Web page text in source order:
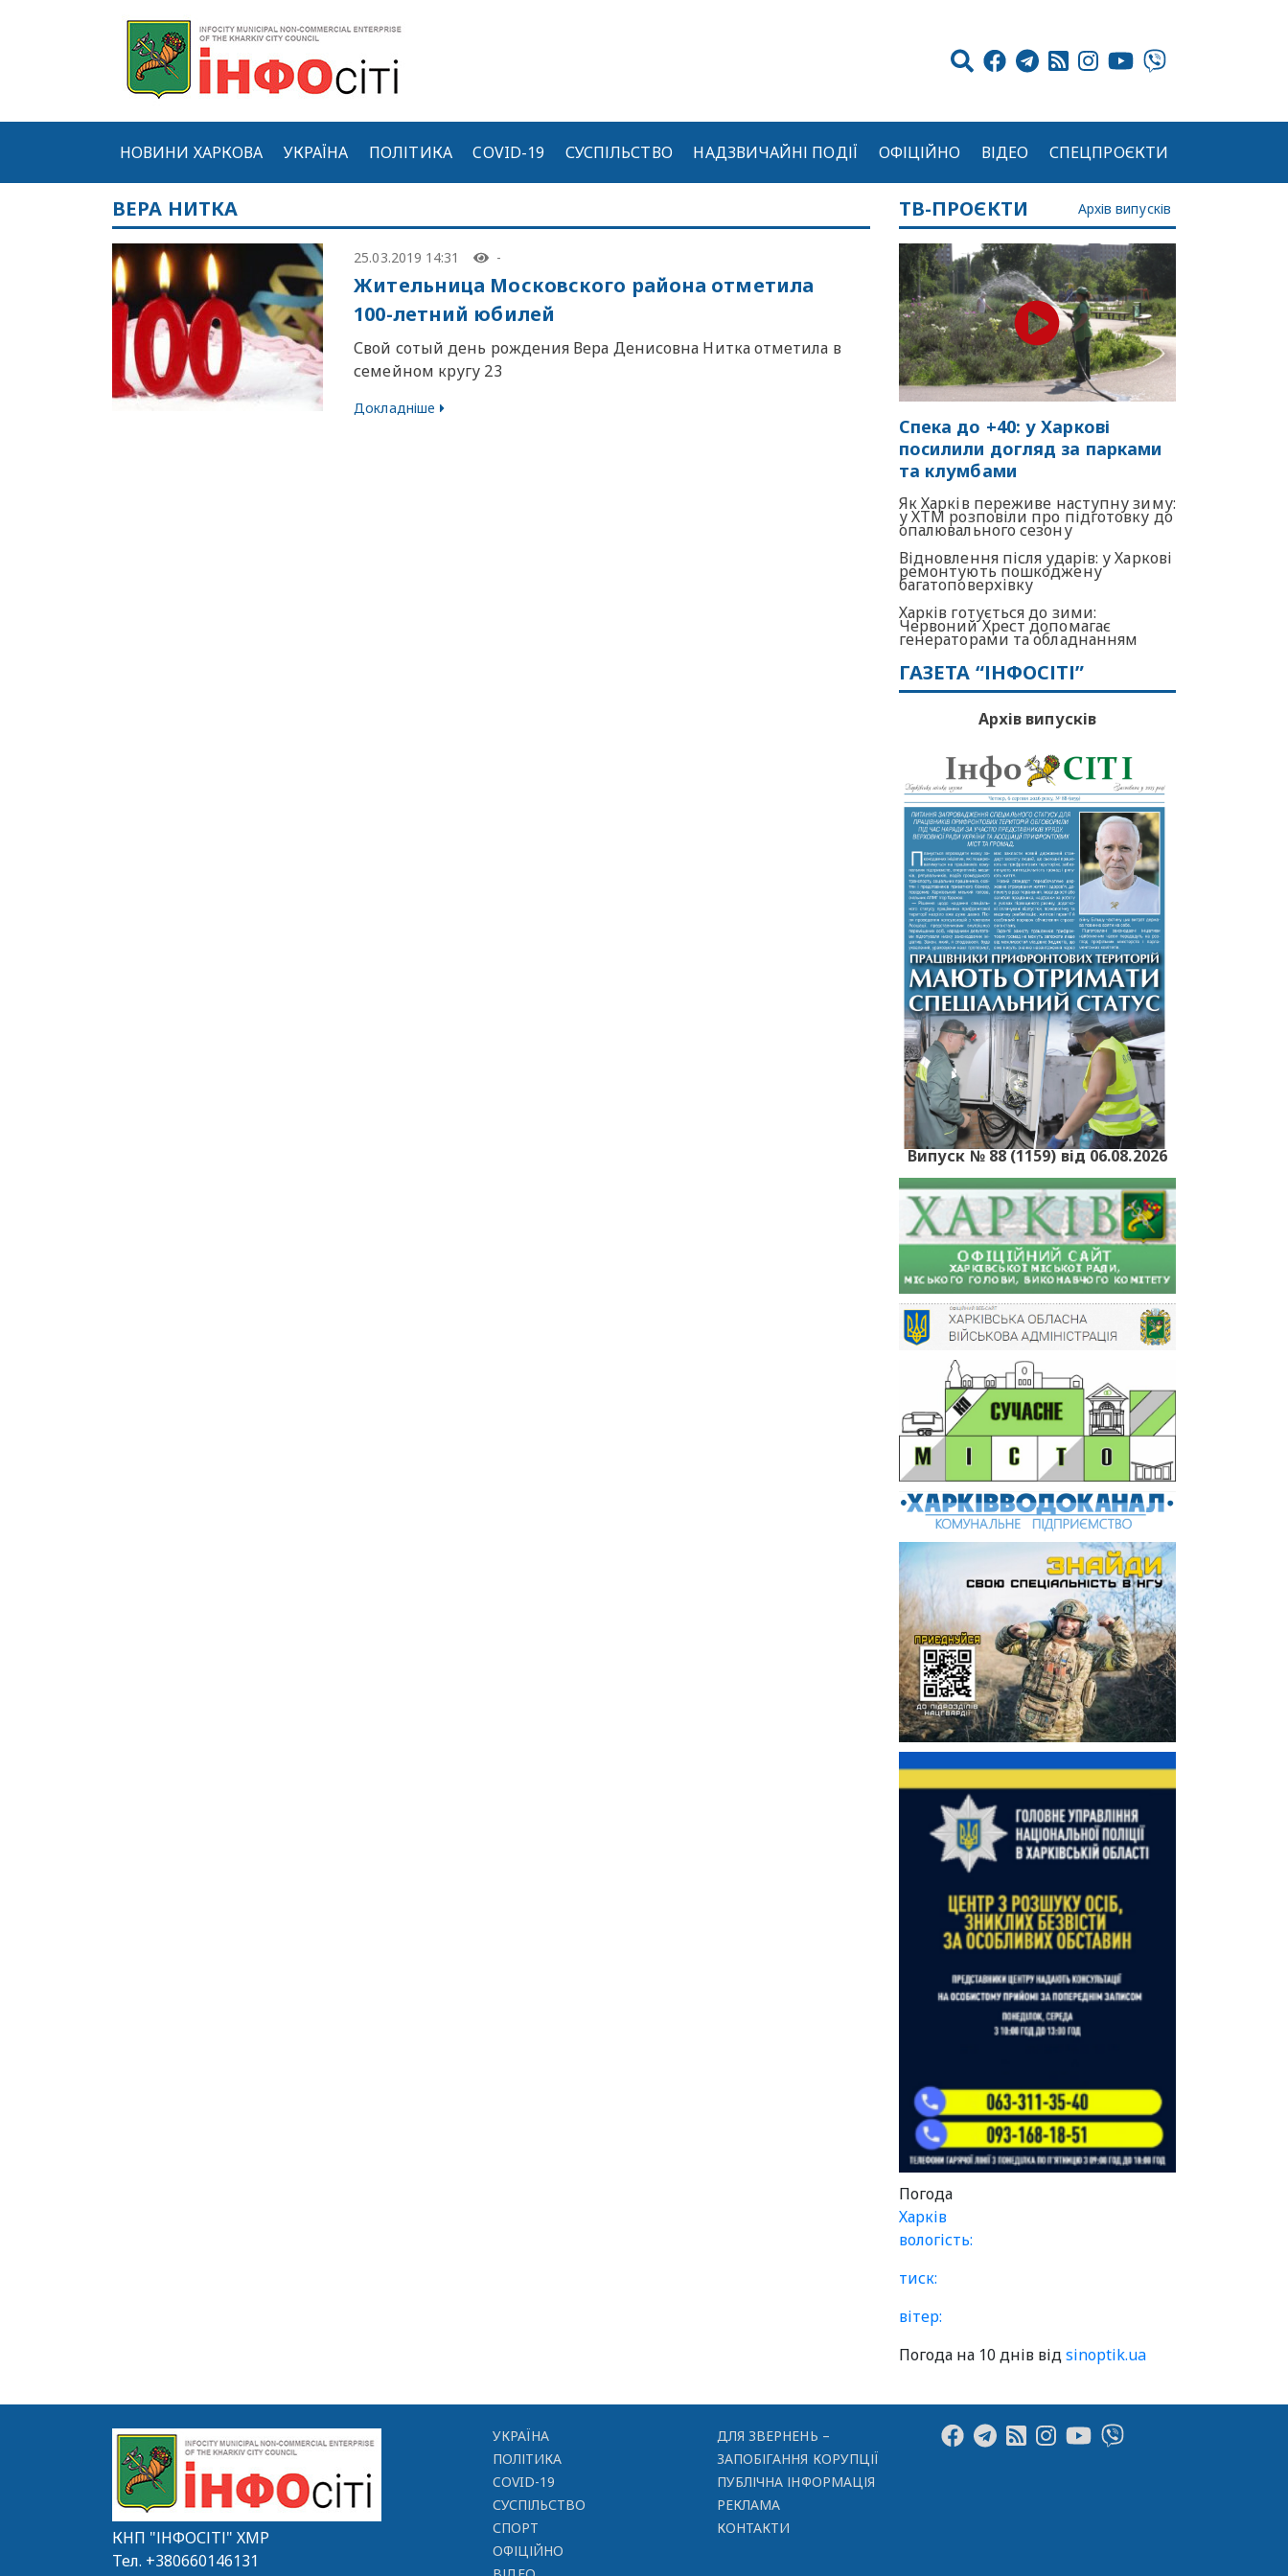
НОВИНИ ХАРКОВА УКРАЇНА ПОЛІТИКА COVID-19 СУСПІЛЬСТВО НАДЗВИЧАЙНІ ПОДІЇ ОФІЦІЙНО ВІДЕО СПЕЦПРОЄКТИ
ВЕРА НИТКА
25.03.2019 14:31 -
Жительница Московского района отметила
100-летний юбилей
Свой сотый день рождения Вера Денисовна Нитка отметила в
семейном кругу 23
Докладніше
ТВ-ПРОЄКТИ Архів випусків
Спека до +40: у Харкові
посилили догляд за парками
та клумбами
Як Харків переживе наступну зиму:
у ХТМ розповіли про підготовку до
опалювального сезону
Відновлення після ударів: у Харкові
ремонтують пошкоджену
багатоповерхівку
Харків готується до зими:
Червоний Хрест допомагає
генераторами та обладнанням
ГАЗЕТА “ІНФОСІТІ”
Архів випусків
Випуск № 88 (1159) від 06.08.2026
Погода
Харків
вологість:
тиск:
вітер:
Погода на 10 днів відsinoptik.ua
КНП "ІНФОСІТІ" ХМР
Тел. +380660146131
УКРАЇНА
ПОЛІТИКА
COVID-19
СУСПІЛЬСТВО
СПОРТ
ОФІЦІЙНО
ДЛЯ ЗВЕРНЕНЬ –
ЗАПОБІГАННЯ КОРУПЦІЇ
ПУБЛІЧНА ІНФОРМАЦІЯ
РЕКЛАМА
КОНТАКТИ